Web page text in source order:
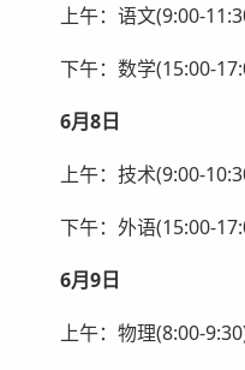
上午：语文(9:00-
下午：数学(15:00-
6月8日
上午：技术(9:00-
下午：外语(15:00-
6月9日
上午：物理(8:00-9:30)